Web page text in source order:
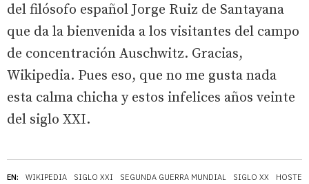
EN: WIKIPEDIA SIGLO XXI SEGUNDA GUERRA MUNDIAL SIGLO XX
del filósofo español Jorge Ruiz de Santayana
que da la bienvenida a los visitantes del campo
de concentración Auschwitz. Gracias,
Wikipedia. Pues eso, que no me gusta nada
esta calma chicha y estos infelices años veinte
del siglo XXI.